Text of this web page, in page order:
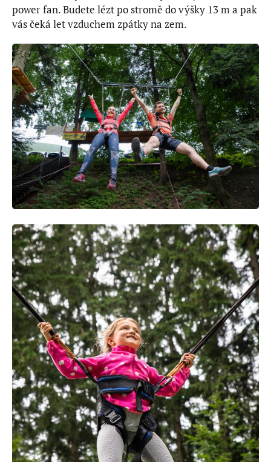
power fan. Budete lézt po stromě do výšky 13 m a pak
vás čeká let vzduchem zpátky na zem.